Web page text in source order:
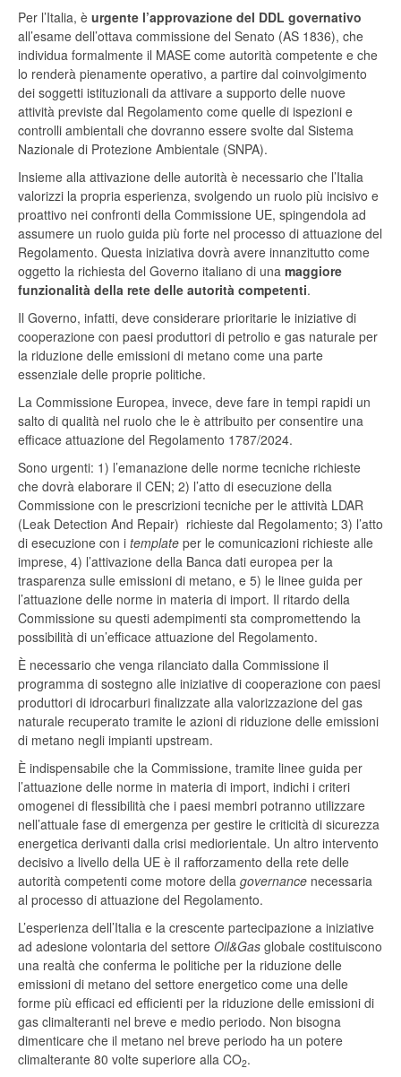
Per l’Italia, è urgente l’approvazione del DDL governativo
all’esame dell’ottava commissione del Senato (AS 1836), che
individua formalmente il MASE come autorità competente e che
lo renderà pienamente operativo, a partire dal coinvolgimento
dei soggetti istituzionali da attivare a supporto delle nuove
attività previste dal Regolamento come quelle di ispezioni e
controlli ambientali che dovranno essere svolte dal Sistema
Nazionale di Protezione Ambientale (SNPA).
Insieme alla attivazione delle autorità è necessario che l’Italia
valorizzi la propria esperienza, svolgendo un ruolo più incisivo e
proattivo nei confronti della Commissione UE, spingendola ad
assumere un ruolo guida più forte nel processo di attuazione del
Regolamento. Questa iniziativa dovrà avere innanzitutto come
oggetto la richiesta del Governo italiano di una maggiore
funzionalità della rete delle autorità competenti.
Il Governo, infatti, deve considerare prioritarie le iniziative di
cooperazione con paesi produttori di petrolio e gas naturale per
la riduzione delle emissioni di metano come una parte
essenziale delle proprie politiche.
La Commissione Europea, invece, deve fare in tempi rapidi un
salto di qualità nel ruolo che le è attribuito per consentire una
efficace attuazione del Regolamento 1787/2024.
Sono urgenti: 1) l’emanazione delle norme tecniche richieste
che dovrà elaborare il CEN; 2) l’atto di esecuzione della
Commissione con le prescrizioni tecniche per le attività LDAR
(Leak Detection And Repair) richieste dal Regolamento; 3) l’atto
di esecuzione con i template per le comunicazioni richieste alle
imprese, 4) l’attivazione della Banca dati europea per la
trasparenza sulle emissioni di metano, e 5) le linee guida per
l’attuazione delle norme in materia di import. Il ritardo della
Commissione su questi adempimenti sta compromettendo la
possibilità di un’efficace attuazione del Regolamento.
È necessario che venga rilanciato dalla Commissione il
programma di sostegno alle iniziative di cooperazione con paesi
produttori di idrocarburi finalizzate alla valorizzazione del gas
naturale recuperato tramite le azioni di riduzione delle emissioni
di metano negli impianti upstream.
È indispensabile che la Commissione, tramite linee guida per
l’attuazione delle norme in materia di import, indichi i criteri
omogenei di flessibilità che i paesi membri potranno utilizzare
nell’attuale fase di emergenza per gestire le criticità di sicurezza
energetica derivanti dalla crisi mediorientale. Un altro intervento
decisivo a livello della UE è il rafforzamento della rete delle
autorità competenti come motore della governance necessaria
al processo di attuazione del Regolamento.
L’esperienza dell’Italia e la crescente partecipazione a iniziative
ad adesione volontaria del settore Oil&Gas globale costituiscono
una realtà che conferma le politiche per la riduzione delle
emissioni di metano del settore energetico come una delle
forme più efficaci ed efficienti per la riduzione delle emissioni di
gas climalteranti nel breve e medio periodo. Non bisogna
dimenticare che il metano nel breve periodo ha un potere
climalterante 80 volte superiore alla CO2.